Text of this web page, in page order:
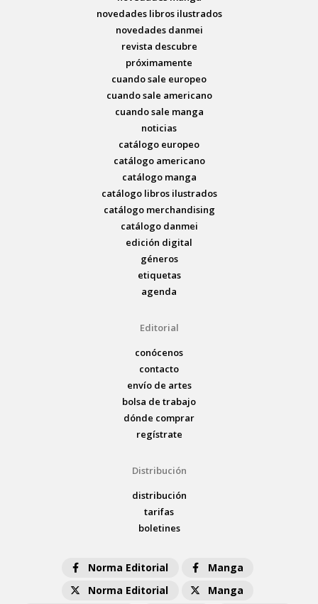
novedades libros ilustrados
novedades danmei
revista descubre
próximamente
cuando sale europeo
cuando sale americano
cuando sale manga
noticias
catálogo europeo
catálogo americano
catálogo manga
catálogo libros ilustrados
catálogo merchandising
catálogo danmei
edición digital
géneros
etiquetas
agenda
Editorial
conócenos
contacto
envío de artes
bolsa de trabajo
dónde comprar
regístrate
Distribución
distribución
tarifas
boletines
Norma Editorial
Manga
Norma Editorial
Manga